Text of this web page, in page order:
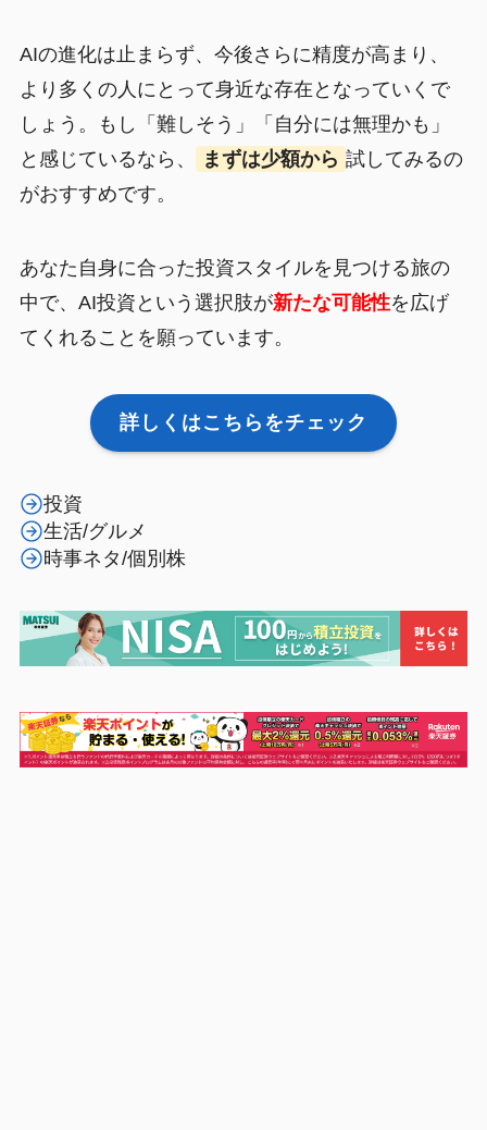
AIの進化は止まらず、今後さらに精度が高まり、
より多くの人にとって身近な存在となっていくで
しょう。もし「難しそう」「自分には無理かも」
と感じているなら、
まずは少額から 試してみるの
がおすすめです。
あなた自身に合った投資スタイルを見つける旅の
中で、AI投資という選択肢が新たな可能性を広げ
てくれることを願っています。
詳しくはこちらをチェック
投資
生活/グルメ
時事ネタ/個別株